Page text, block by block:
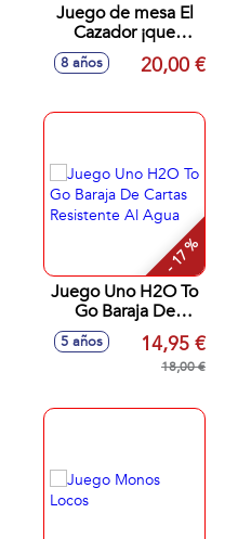
Juego de mesa El
Cazador ¡que
comience la caza!
8 años 20,00 €
- 17 %
Juego Uno H2O To
Go Baraja De
Cartas Resistente Al
Agua
5 años 14,95 €
18,00 €